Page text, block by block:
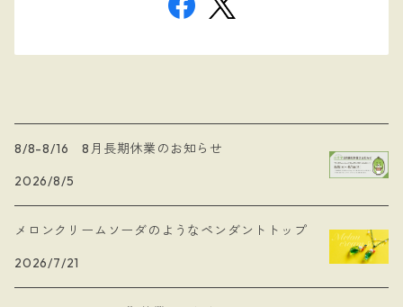
8/8-8/16 8月長期休業のお知らせ
2026/8/5
メロンクリームソーダのようなペンダントトップ
2026/7/21